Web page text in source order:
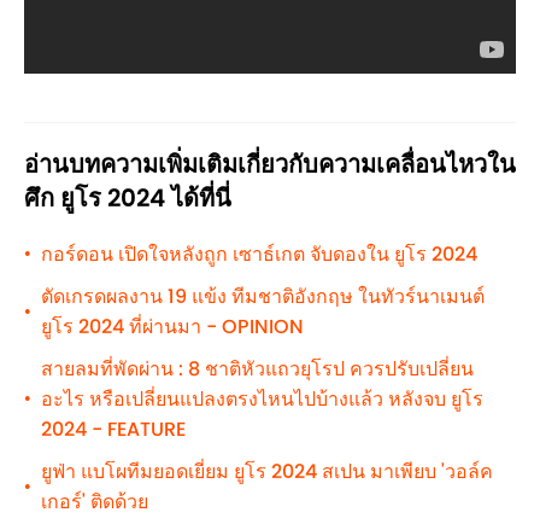
อ่านบทความเพิ่มเติมเกี่ยวกับความเคลื่อนไหวใน
ศึก ยูโร 2024 ได้ที่นี่
• กอร์ดอน เปิดใจหลังถูก เซาธ์เกต จับดองใน ยูโร 2024
•
ตัดเกรดผลงาน 19 แข้ง ทีมชาติอังกฤษ ในทัวร์นาเมนต์
ยูโร 2024 ที่ผ่านมา - OPINION
•
สายลมที่พัดผ่าน : 8 ชาติหัวแถวยุโรป ควรปรับเปลี่ยน
อะไร หรือเปลี่ยนแปลงตรงไหนไปบ้างแล้ว หลังจบ ยูโร
2024 - FEATURE
•
ยูฟ่า แบโผทีมยอดเยี่ยม ยูโร 2024 สเปน มาเพียบ 'วอล์ค
เกอร์' ติดด้วย